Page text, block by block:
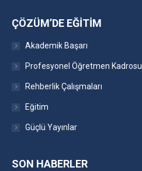
ÇÖZÜM’DE EĞITIM
Akademik Başarı
Profesyonel Öğretmen Kadrosu
Rehberlik Çalışmaları
Eğitim
Güçlü Yayınlar
SON HABERLER